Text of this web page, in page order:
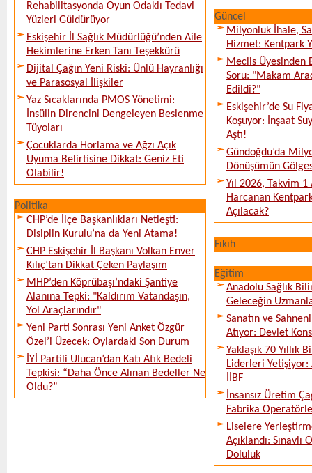
Rehabilitasyonda Oyun Odaklı Tedavi
Yüzleri Güldürüyor
Eskişehir İl Sağlık Müdürlüğü’nden Aile
Hekimlerine Erken Tanı Teşekkürü
Dijital Çağın Yeni Riski: Ünlü Hayranlığı
ve Parasosyal İlişkiler
Yaz Sıcaklarında PMOS Yönetimi:
İnsülin Direncini Dengeleyen Beslenme
Tüyoları
Çocuklarda Horlama ve Ağzı Açık
Uyuma Belirtisine Dikkat: Geniz Eti
Olabilir!
Politika
CHP’de İlçe Başkanlıkları Netleşti:
Disiplin Kurulu’na da Yeni Atama!
CHP Eskişehir İl Başkanı Volkan Enver
Kılıç’tan Dikkat Çeken Paylaşım
MHP’den Köprübaşı’ndaki Şantiye
Alanına Tepki: "Kaldırım Vatandaşın,
Yol Araçlarındır"
Yeni Parti Sonrası Yeni Anket Özgür
Özel’i Üzecek: Oylardaki Son Durum
İYİ Partili Ulucan’dan Katı Atık Bedeli
Tepkisi: “Daha Önce Alınan Bedeller Ne
Oldu?”
Güncel
Milyonluk İhale,
Hizmet: Kentpark
Meclis Üyesinden
Soru: "Makam
Edildi?"
Eskişehir’de Su
Koşuyor: İnşaat
Aştı!
Gündoğdu’da
Dönüşümün
Yıl 2026, Takvim
Harcanan
Açılacak?
Fıkıh
Eğitim
Anadolu Sağlık
Geleceğin
Sanatın ve
Atıyor: Devlet
Yaklaşık 70 Yıllık
Liderleri
İİBF
İnsansız Üretim
Fabrika
Liselere
Açıklandı:
Doluluk